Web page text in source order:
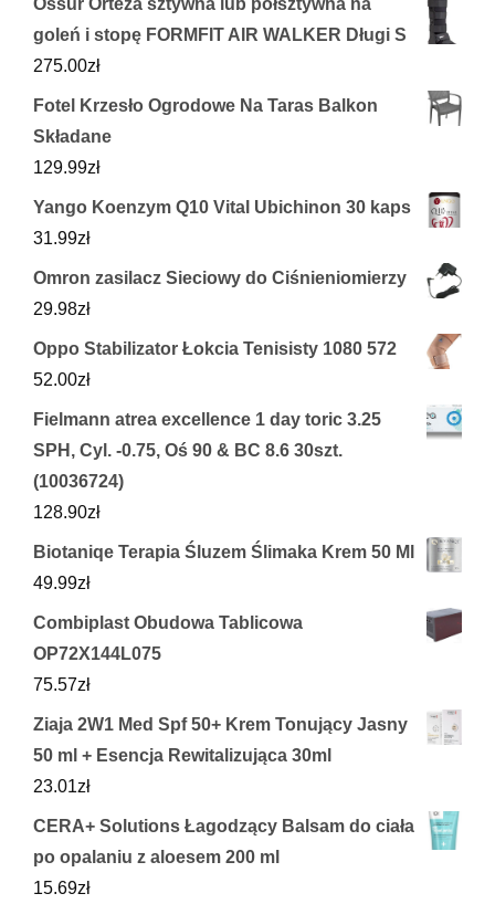
goleń i stopę FORMFIT AIR WALKER Długi S
275.00zł
Fotel Krzesło Ogrodowe Na Taras Balkon
Składane
129.99zł
Yango Koenzym Q10 Vital Ubichinon 30 kaps
31.99zł
Omron zasilacz Sieciowy do Ciśnieniomierzy
29.98zł
Oppo Stabilizator Łokcia Tenisisty 1080 572
52.00zł
Fielmann atrea excellence 1 day toric 3.25
SPH, Cyl. -0.75, Oś 90 & BC 8.6 30szt.
(10036724)
128.90zł
Biotaniqe Terapia Śluzem Ślimaka Krem 50 Ml
49.99zł
Combiplast Obudowa Tablicowa
OP72X144L075
75.57zł
Ziaja 2W1 Med Spf 50+ Krem Tonujący Jasny
50 ml + Esencja Rewitalizująca 30ml
23.01zł
CERA+ Solutions Łagodzący Balsam do ciała
po opalaniu z aloesem 200 ml
15.69zł